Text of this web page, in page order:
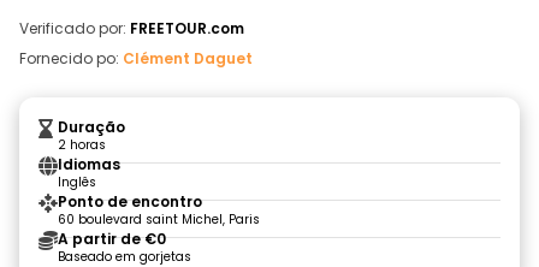
Verificado por: FREETOUR.com
Fornecido po: Clément Daguet
Duração
2 horas
Idiomas
Inglês
Ponto de encontro
60 boulevard saint Michel, Paris
A partir de €0
Baseado em gorjetas